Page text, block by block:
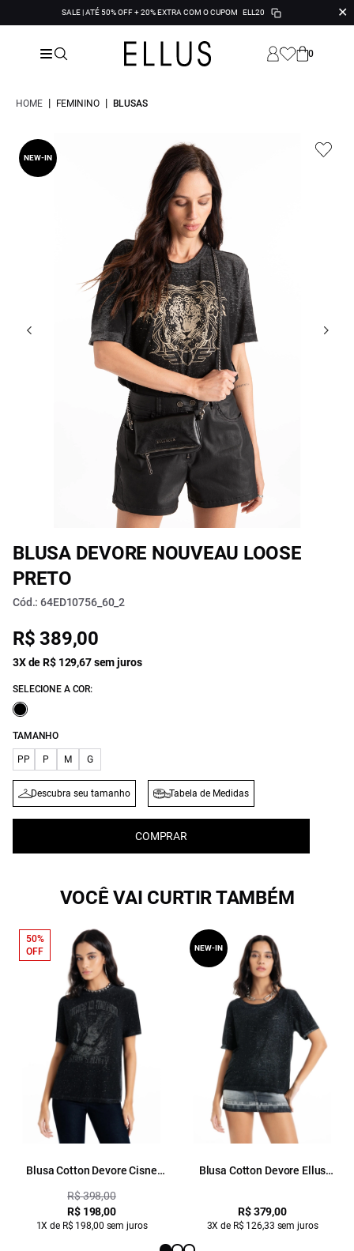
SALE | ATÉ 50% OFF + 20% EXTRA COM O CUPOM ELL20 ✕
0
HOME | FEMININO | BLUSAS
NEW-IN
BLUSA DEVORE NOUVEAU LOOSE
PRETO
Cód.: 64ED10756_60_2
R$ 389,00
3X de R$ 129,67 sem juros
SELECIONE A COR:
TAMANHO
PP P M G
Descubra seu tamanho Tabela de Medidas
COMPRAR
VOCÊ VAI CURTIR TAMBÉM
Blusa Cotton Devore Cisne
R$ 398,00
R$ 198,00
1X de R$ 198,00 sem juros
50%
OFF
Blusa Cotton Devore Ellus
R$ 379,00
3X de R$ 126,33 sem juros
NEW-IN